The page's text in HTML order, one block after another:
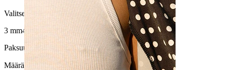
Valitse Pallon koko
3 mm4 mm
5 mm
Paksuus:
1,2 mm (sopii 1,6 mm:n dermaliin)
Määrä: 1
Muuta